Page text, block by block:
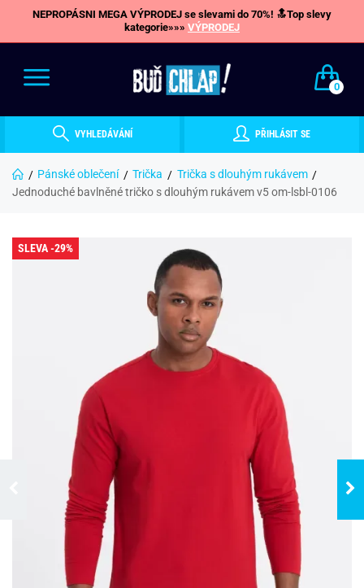
NEPROPÁSNI MEGA VÝPRODEJ se slevami do 70%! 🔝Top slevy
kategorie»»» VÝPRODEJ
0
VYHLEDÁVÁNÍ PŘIHLÁSIT SE
Pánské oblečení Trička
Trička s dlouhým rukávem
Jednoduché bavlněné tričko s dlouhým rukávem v5 om-lsbl-0106
SLEVA -29%